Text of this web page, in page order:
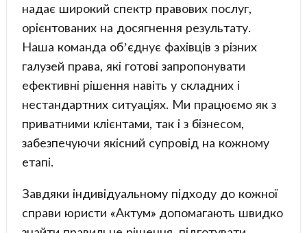
надає широкий спектр правових послуг,
орієнтованих на досягнення результату.
Наша команда об’єднує фахівців з різних
галузей права, які готові запропонувати
ефективні рішення навіть у складних і
нестандартних ситуаціях. Ми працюємо як з
приватними клієнтами, так і з бізнесом,
забезпечуючи якісний супровід на кожному
етапі.
Завдяки індивідуальному підходу до кожної
справи юристи «Актум» допомагають швидко